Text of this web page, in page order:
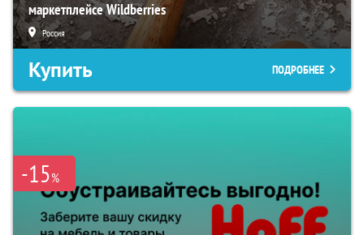
маркетплейсе Wildberries
Россия
Купить ПОДРОБНЕЕ
-15%